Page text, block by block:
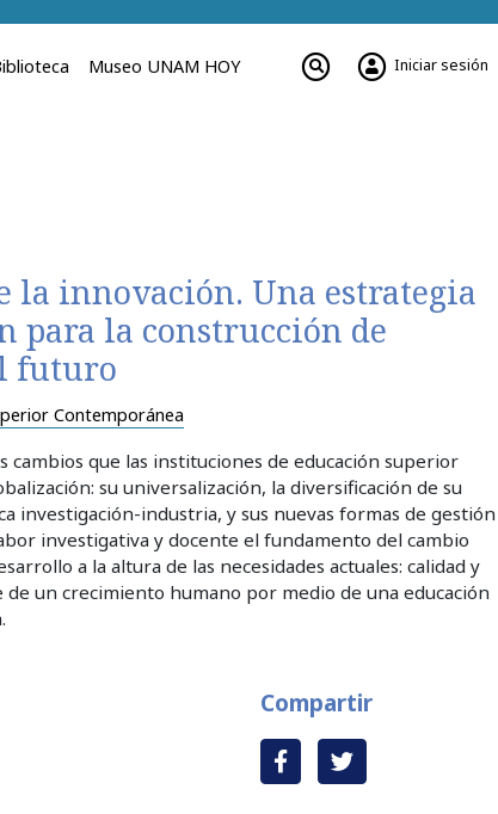
Museo UNAM HOY Iniciar sesión
la innovación. Una estrategia
para la construcción de
futuro
Contemporánea
cambios que las instituciones de educación superior
su universalización, la diversificación de su
investigación-industria, y sus nuevas formas de gestión
investigativa y docente el fundamento del cambio
a la altura de las necesidades actuales: calidad y
un crecimiento humano por medio de una educación
Compartir